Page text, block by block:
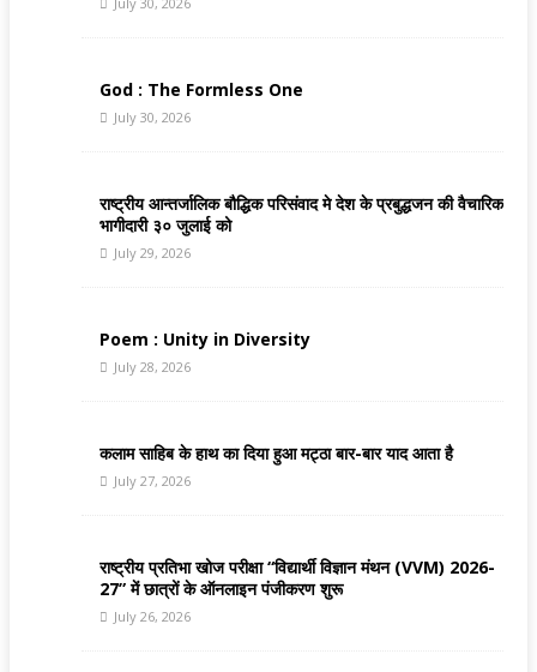
God : The Formless One
July 30, 2026
राष्ट्रीय आन्तर्जालिक बौद्धिक परिसंवाद मे देश के प्रबुद्धजन की वैचारिक
भागीदारी ३० जुलाई को
July 29, 2026
Poem : Unity in Diversity
July 28, 2026
कलाम साहिब के हाथ का दिया हुआ मट्ठा बार-बार याद आता है
July 27, 2026
राष्ट्रीय प्रतिभा खोज परीक्षा “विद्यार्थी विज्ञान मंथन (VVM) 2026-
27” में छात्रों के ऑनलाइन पंजीकरण शुरू
July 26, 2026